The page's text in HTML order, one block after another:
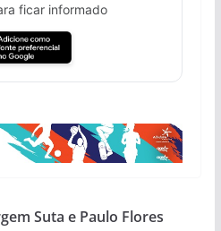
ficar informado
Suta e Paulo Flores